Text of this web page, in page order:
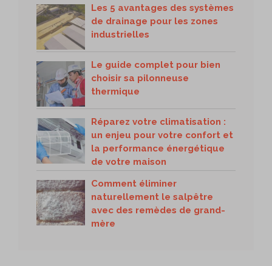
Les 5 avantages des systèmes
de drainage pour les zones
industrielles
Le guide complet pour bien
choisir sa pilonneuse
thermique
Réparez votre climatisation :
un enjeu pour votre confort et
la performance énergétique
de votre maison
Comment éliminer
naturellement le salpêtre
avec des remèdes de grand-
mère